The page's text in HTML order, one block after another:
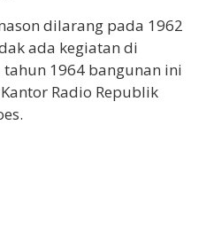
dilarang pada 1962
ada kegiatan di
1964 bangunan ini
Radio Republik